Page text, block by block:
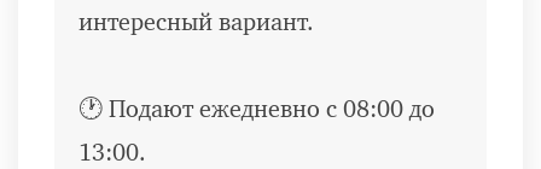
интересный вариант.
🕐 Подают ежедневно с 08:00 до
13:00.